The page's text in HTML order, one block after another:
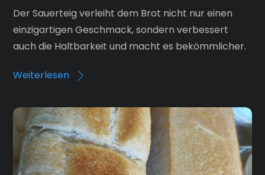
Der Sauerteig verleiht dem Brot nicht nur einen
einzigartigen Geschmack, sondern verbessert
auch die Haltbarkeit und macht es bekömmlicher.
Weiterlesen